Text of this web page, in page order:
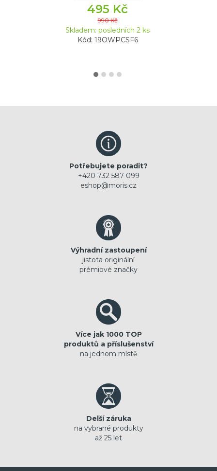
495 Kč
990 Kč
Skladem: posledních 2 ks
Kód: 19OWPCSF6
Potřebujete poradit?
+420 732 587 099
eshop@moris.cz
Výhradní zastoupení
jistota originální
prémiové značky
Více jak 1000 TOP
produktů a příslušenství
na jednom místě
Delší záruka
na vybrané produkty
až 25 let